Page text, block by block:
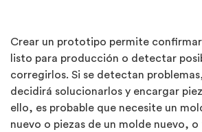
Crear un prototipo permite confirmar
listo para producción o detectar
corregirlos. Si se detectan
decidirá solucionarlos y encargar
ello, es probable que necesite un
nuevo o piezas de un molde nuevo,